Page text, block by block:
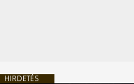
HIRDETÉS